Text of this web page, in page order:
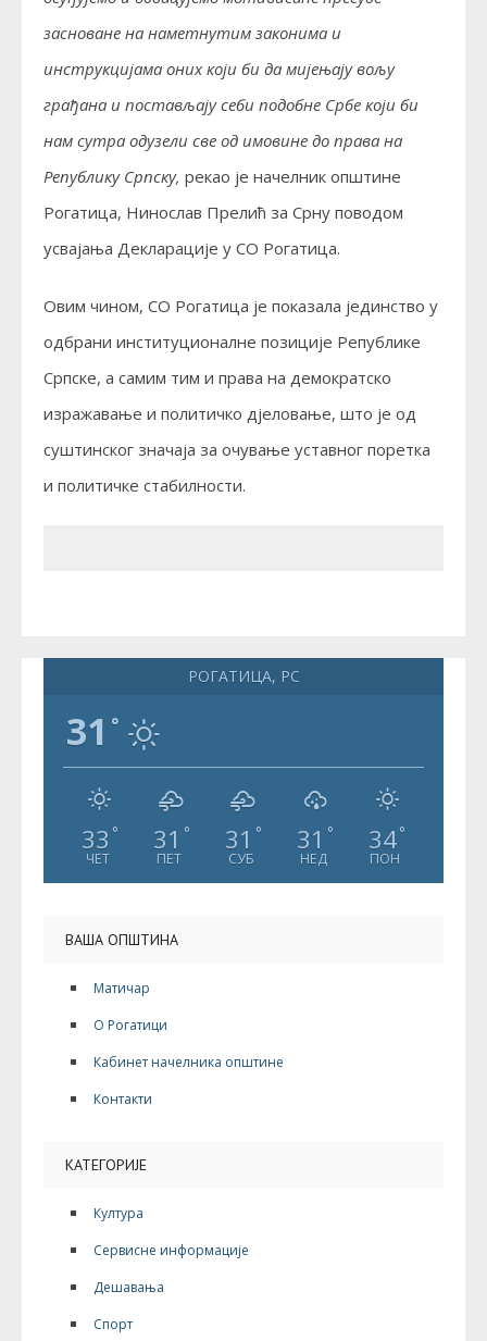
засноване на наметнутим законима и
инструкцијама оних који би да мијењају вољу
грађана и постављају себи подобне Србе који би
нам сутра одузели све од имовине до права на
Републику Српску, рекао је начелник општине
Рогатица, Нинослав Прелић за Срну поводом
усвајања Декларације у СО Рогатица.
Овим чином, СО Рогатица је показала јединство у
одбрани институционалне позиције Републике
Српске, а самим тим и права на демократско
изражавање и политичко дјеловање, што је од
суштинског значаја за очување уставног поретка
и политичке стабилности.
РОГАТИЦА, РС
31 °
33 °
ЧЕТ
31 °
ПЕТ
31 °
СУБ
31 °
НЕД
34°
ПОН
ВАША ОПШТИНА
Матичар
О Рогатици
Кабинет начелника општине
Контакти
КАТЕГОРИЈЕ
Култура
Сервисне информације
Дешавања
Спорт